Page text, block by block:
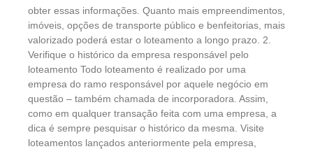
obter essas informações. Quanto mais empreendimentos,
imóveis, opções de transporte público e benfeitorias, mais
valorizado poderá estar o loteamento a longo prazo. 2.
Verifique o histórico da empresa responsável pelo
loteamento Todo loteamento é realizado por uma
empresa do ramo responsável por aquele negócio em
questão – também chamada de incorporadora. Assim,
como em qualquer transação feita com uma empresa, a
dica é sempre pesquisar o histórico da mesma. Visite
loteamentos lançados anteriormente pela empresa,